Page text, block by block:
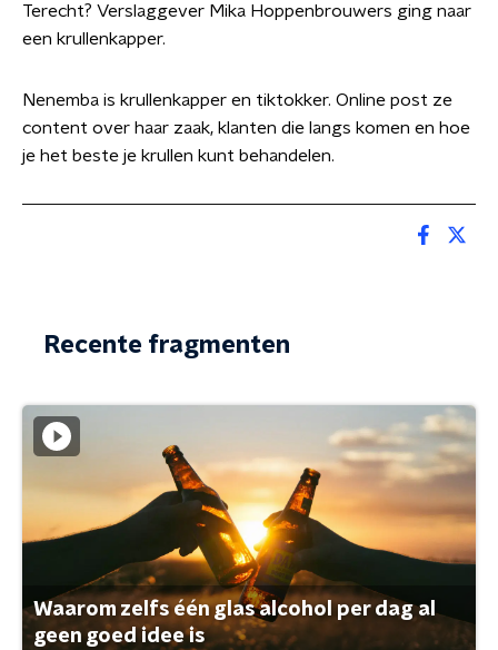
Terecht? Verslaggever Mika Hoppenbrouwers ging naar
een krullenkapper.
Nenemba is krullenkapper en tiktokker. Online post ze
content over haar zaak, klanten die langs komen en hoe
je het beste je krullen kunt behandelen.
Recente fragmenten
Waarom zelfs één glas alcohol per dag al
geen goed idee is